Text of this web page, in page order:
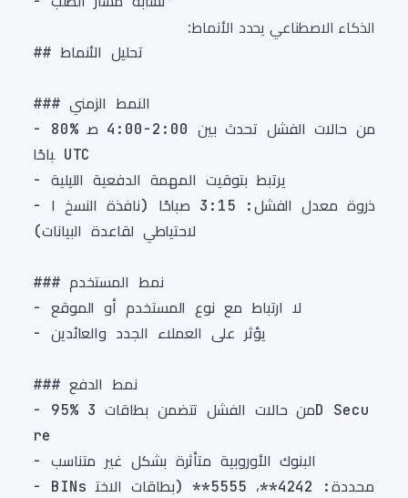
الذكاء الاصطناعي يحدد الأنماط:
- 80% من حالات الفشل تحدث بين 2:00-4:00 ص
- ذروة معدل الفشل: 3:15 صباحًا (نافذة النسخ ا
- 95% من حالات الفشل تتضمن بطاقات 3D Secu
- BINs محددة: 4242**، 5555** (بطاقات الاخت